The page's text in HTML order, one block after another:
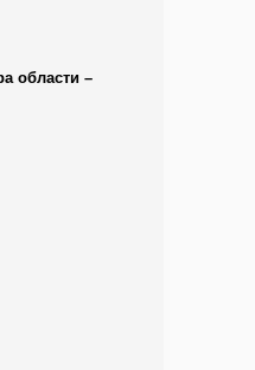
области –